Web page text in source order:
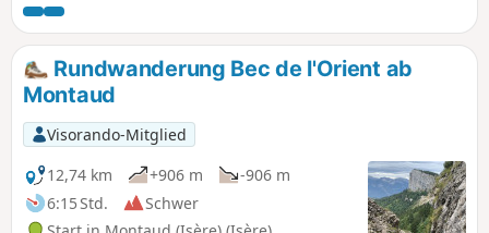
eher wenig frequentiert. Diese
Wanderung verläuft zwar in mittlerer
Höhe, findet aber mitten im Wald am
Nordhang der Barrière du Vercors statt
und ist selbst bei großer Hitze
angenehm. Vom Aussichtspunkt am
Kreuz des Bec de l'Orient versucht man,
den Weg durch den Wald und den
Aufstieg zum Pas Brochier zu erahnen.
Die Route enthält ausgesetzte
Rundwanderung Bec de l'Orient ab
Montaud
Visorando-Mitglied
12,74 km
+906 m
-906 m
6:15 Std.
Schwer